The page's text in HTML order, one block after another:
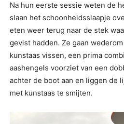
Na hun eerste sessie weten de
slaan het schoonheidsslaapje
eten weer terug naar de stek
gevist hadden. Ze gaan
kunstaas vissen, een prima
aashengels voorziet van een
achter de boot aan en liggen de
met kunstaas te smijten.